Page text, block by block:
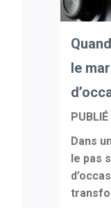
le
Dans
le pas